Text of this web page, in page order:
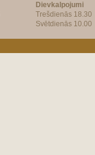
Dievkalpojumi
Trešdienās 18.30
Svētdienās 10.00